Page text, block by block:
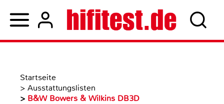
Startseite
> Ausstattungslisten
> B&W Bowers & Wilkins DB3D